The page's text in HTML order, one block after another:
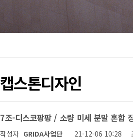
캡스톤디자인
7조-디스코팡팡 / 소량 미세 분말 혼합
작성자 GRIDA사업단 21-12-06 10:28